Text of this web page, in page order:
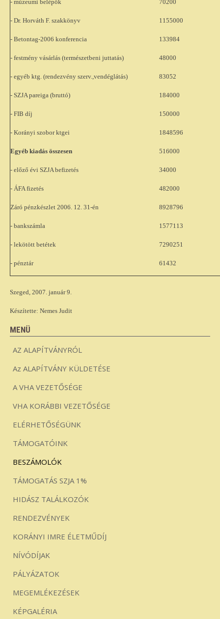
- múzeumi belépők 70200
- Dr. Horváth F. szakkönyv 1155000
- Betontag-2006 konferencia 133984
- festmény vásárlás (természetbeni juttatás) 48000
- egyéb ktg. (rendezvény szerv.,vendéglátás) 83052
- SZJA pareiga (bruttó) 184000
- FIB díj 150000
- Korányi szobor ktgei 1848596
Egyéb kiadás összesen 516000
- előző évi SZJA befizetés 34000
- ÁFA fizetés 482000
Záró pénzkészlet 2006. 12. 31-én 8928796
- bankszámla 1577113
- lekötött betétek 7290251
- pénztár 61432
Szeged, 2007. január 9.
Készítette: Nemes Judit
MENÜ
AZ ALAPÍTVÁNYRÓL
Az ALAPÍTVÁNY KÜLDETÉSE
A VHA VEZETŐSÉGE
VHA KORÁBBI VEZETŐSÉGE
ELÉRHETŐSÉGÜNK
TÁMOGATÓINK
BESZÁMOLÓK
TÁMOGATÁS SZJA 1%
HIDÁSZ TALÁLKOZÓK
RENDEZVÉNYEK
KORÁNYI IMRE ÉLETMŰDÍJ
NÍVÓDÍJAK
PÁLYÁZATOK
MEGEMLÉKEZÉSEK
KÉPGALÉRIA